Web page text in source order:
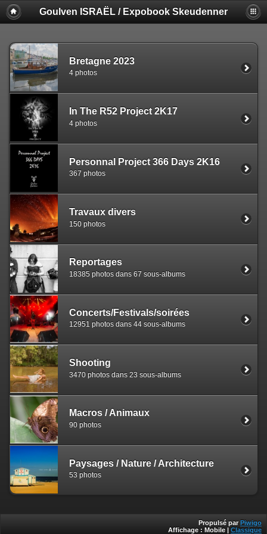
Goulven ISRAËL / Expobook Skeudenner
Bretagne 2023
4 photos
In The R52 Project 2K17
4 photos
Personnal Project 366 Days 2K16
367 photos
Travaux divers
150 photos
Reportages
18385 photos dans 67 sous-albums
Concerts/Festivals/soirées
12951 photos dans 44 sous-albums
Shooting
3470 photos dans 23 sous-albums
Macros / Animaux
90 photos
Paysages / Nature / Architecture
53 photos
Propulsé par Piwigo
Affichage : Mobile Classique